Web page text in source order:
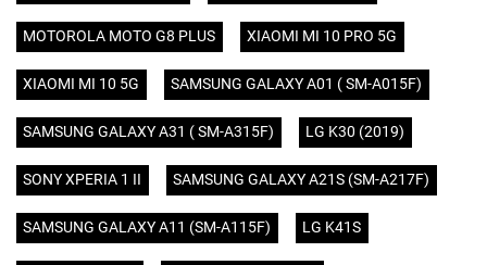
MOTOROLA MOTO G8 PLUS XIAOMI MI 10 PRO 5G
XIAOMI MI 10 5G SAMSUNG GALAXY A01 ( SM-A015F)
SAMSUNG GALAXY A31 ( SM-A315F) LG K30 (2019)
SONY XPERIA 1 II SAMSUNG GALAXY A21S (SM-A217F)
SAMSUNG GALAXY A11 (SM-A115F) LG K41S